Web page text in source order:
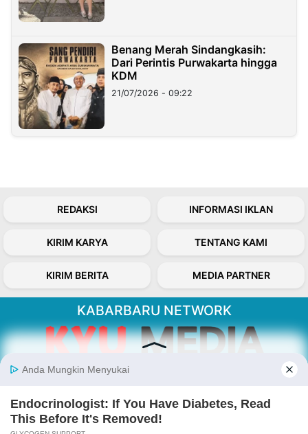
Benang Merah Sindangkasih:
Dari Perintis Purwakarta hingga
KDM
21/07/2026 - 09:22
REDAKSI INFORMASI IKLAN
KIRIM KARYA TENTANG KAMI
KIRIM BERITA MEDIA PARTNER
KABARBARU NETWORK
Kabarbaru.co menyajikan berita aktual dan